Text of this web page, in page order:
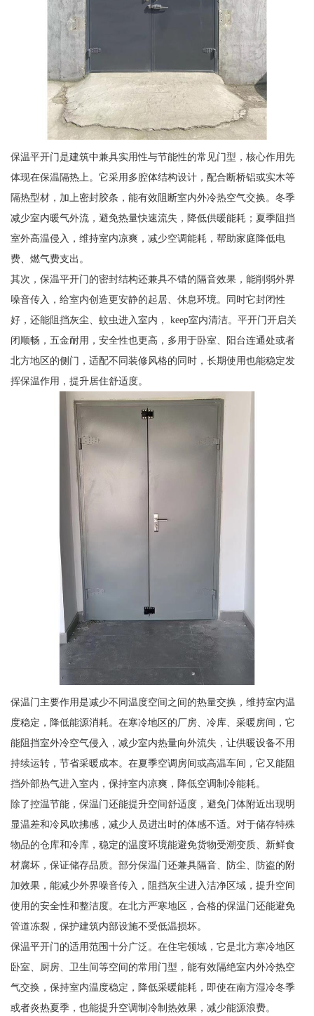
保温平开门是建筑中兼具实用性与节能性的常见门型，核心作用先
体现在保温隔热上。它采用多腔体结构设计，配合断桥铝或实木等
隔热型材，加上密封胶条，能有效阻断室内外冷热空气交换。冬季
减少室内暖气外流，避免热量快速流失，降低供暖能耗；夏季阻挡
室外高温侵入，维持室内凉爽，减少空调能耗，帮助家庭降低电
费、燃气费支出。
其次，保温平开门的密封结构还兼具不错的隔音效果，能削弱外界
噪音传入，给室内创造更安静的起居、休息环境。同时它封闭性
好，还能阻挡灰尘、蚊虫进入室内， keep室内清洁。平开门开启关
闭顺畅，五金耐用，安全性也更高，多用于卧室、阳台连通处或者
北方地区的侧门，适配不同装修风格的同时，长期使用也能稳定发
挥保温作用，提升居住舒适度。
保温门主要作用是减少不同温度空间之间的热量交换，维持室内温
度稳定，降低能源消耗。在寒冷地区的厂房、冷库、采暖房间，它
能阻挡室外冷空气侵入，减少室内热量向外流失，让供暖设备不用
持续运转，节省采暖成本。在夏季空调房间或高温车间，它又能阻
挡外部热气进入室内，保持室内凉爽，降低空调制冷能耗。
除了控温节能，保温门还能提升空间舒适度，避免门体附近出现明
显温差和冷风吹拂感，减少人员进出时的体感不适。对于储存特殊
物品的仓库和冷库，稳定的温度环境能避免货物受潮变质、新鲜食
材腐坏，保证储存品质。部分保温门还兼具隔音、防尘、防盗的附
加效果，能减少外界噪音传入，阻挡灰尘进入洁净区域，提升空间
使用的安全性和整洁度。在北方严寒地区，合格的保温门还能避免
管道冻裂，保护建筑内部设施不受低温损坏。
保温平开门的适用范围十分广泛。在住宅领域，它是北方寒冷地区
卧室、厨房、卫生间等空间的常用门型，能有效隔绝室内外冷热空
气交换，保持室内温度稳定，降低采暖能耗，即使在南方湿冷冬季
或者炎热夏季，也能提升空调制冷制热效果，减少能源浪费。